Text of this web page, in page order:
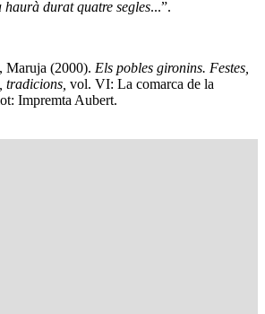
haurà durat quatre segles...”.
Maruja (2000). Els pobles gironins. Festes,
tradicions, vol. VI: La comarca de la
Impremta Aubert.